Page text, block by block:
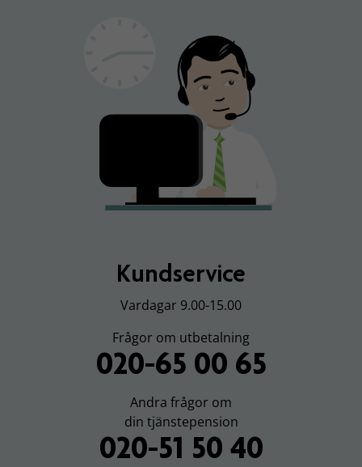
Kundservice
Vardagar 9.00-15.00
Frågor om utbetalning
020-65 00 65
Andra frågor om
din tjänstepension
020-51 50 40